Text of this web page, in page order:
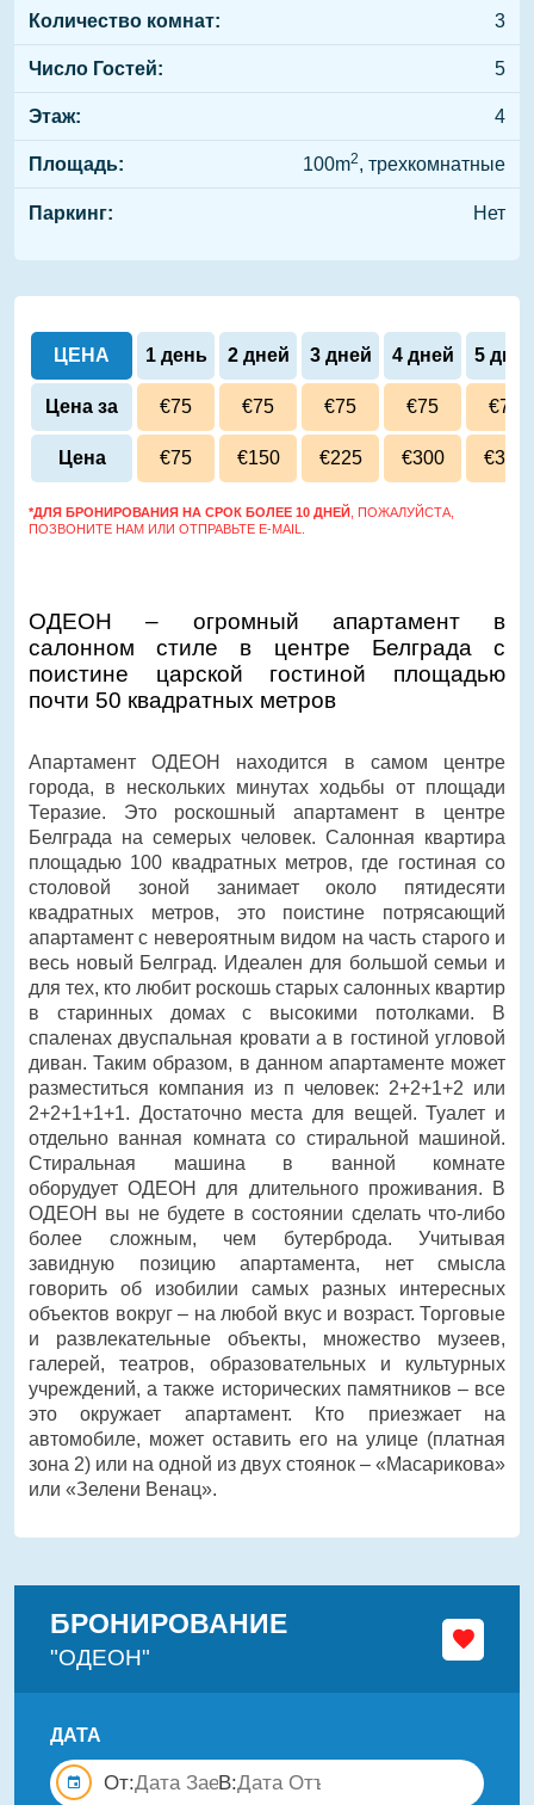
Количество комнат: 3
Число Гостей: 5
Этаж: 4
Площадь: 100m2, трехкомнатные
Паркинг: Нет
БРОНИРОВАНИЕ
"ОДЕОН"
ДАТА
От: В:
ЦЕНА 1 день 2 дней 3 дней 4 дней 5
Цена за
сутки
€75 €75 €75 €75 €75
Цена €75 €150 €225 €300 €375
*ДЛЯ БРОНИРОВАНИЯ НА СРОК БОЛЕЕ 10 ДНЕЙ , ПОЖАЛУЙСТА,
ПОЗВОНИТЕ НАМ ИЛИ ОТПРАВЬТЕ E-MAIL.
ОДЕОН – огромный апартамент в
салонном стиле в центре Белграда с
поистине царской гостиной площадью
почти 50 квадратных метров
Апартамент ОДЕОН находится в самом центре
города, в нескольких минутах ходьбы от площади
Теразие. Это роскошный апартамент в центре
Белграда на семерых человек. Салонная квартира
площадью 100 квадратных метров, где гостиная со
столовой зоной занимает около пятидесяти
квадратных метров, это поистине потрясающий
апартамент с невероятным видом на часть старого и
весь новый Белград. Идеален для большой семьи и
для тех, кто любит роскошь старых салонных квартир
в старинных домах с высокими потолками. В
спаленax двуспальная кровати a в гостиной угловой
диван. Таким образом, в данном апартаменте может
разместиться компания из п человек: 2+2+1+2 или
2+2+1+1+1. Достаточно места для вещей. Туалет и
отдельно ванная комната со стиральной машиной.
Стиральная машина в ванной комнате
оборудует ОДЕОН для длительного проживания. В
ОДЕОН вы не будете в состоянии сделать что-либо
более сложным, чем бутербродa. Учитывая
завидную позицию апартамента, нет смысла
говорить об изобилии самых разных интересных
объектов вокруг – на любой вкус и возраст. Торговые
и развлекательные объекты, множество музеев,
галерей, театров, образовательных и культурных
учреждений, а также исторических памятников – все
это окружает апартамент. Кто приезжает на
автомобиле, может оставить его на улице (платная
зона 2) или на одной из двух стоянок – «Масарикова»
или «Зелени Венац».